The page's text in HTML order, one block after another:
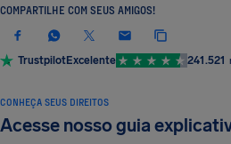
COMPARTILHE COM SEUS AMIGOS!
TrustpilotExcelente 241.521
CONHEÇA SEUS DIREITOS
Acesse nosso guia